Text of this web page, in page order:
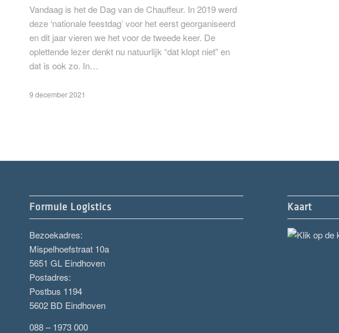
Vandaag is het de Dag van de Chauffeur. In 2019 werd
deze ‘nationale feestdag’ voor het eerst georganiseerd
en dit jaar vieren we het voor de tweede keer. De
oplettende lezer denkt nu natuurlijk “dat klopt niet” en
dat is ook zo. In…
9 december 2021
Formule Logistics
Bezoekadres:
Mispelhoefstraat 10a
5651 GL Eindhoven
Postadres:
Postbus 1194
5602 BD Eindhoven
088 – 1973 000
Kaart